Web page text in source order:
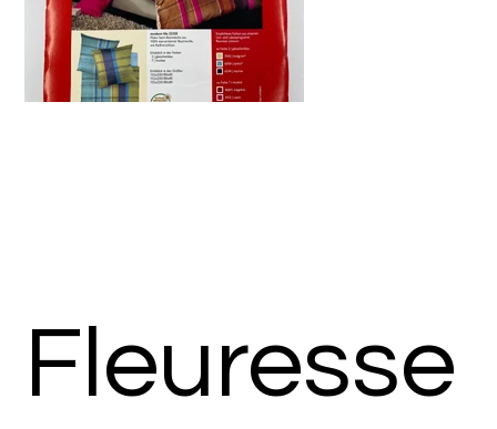
Fleuresse